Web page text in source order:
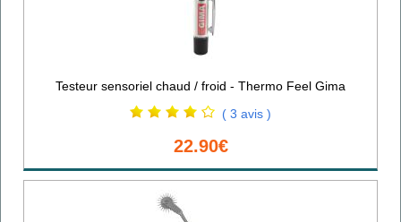
Testeur sensoriel chaud / froid - Thermo Feel Gima
( 3 avis )
22.90€